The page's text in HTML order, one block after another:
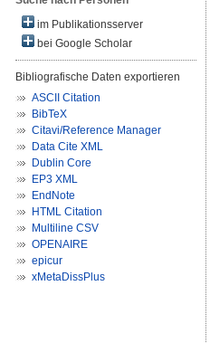
im Publikationsserver
bei Google Scholar
Bibliografische Daten exportieren
ASCII Citation
BibTeX
Citavi/Reference Manager
Data Cite XML
Dublin Core
EP3 XML
EndNote
HTML Citation
Multiline CSV
OPENAIRE
epicur
xMetaDissPlus